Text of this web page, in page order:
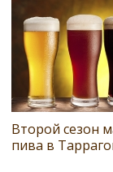
Второй сезон
пива в